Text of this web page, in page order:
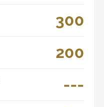
300
200
---